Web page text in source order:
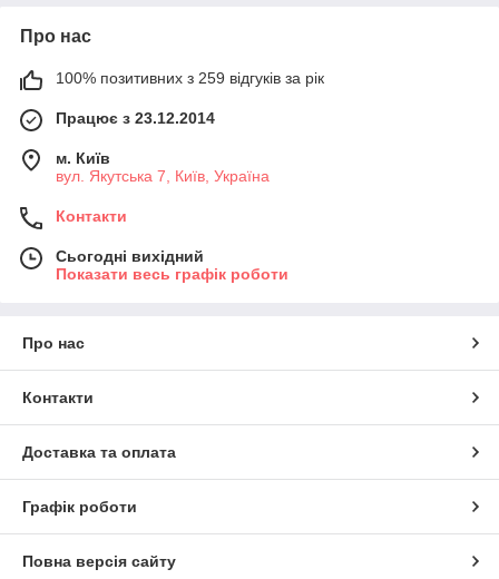
Про нас
100% позитивних з 259 відгуків за рік
Працює з 23.12.2014
м. Київ
вул. Якутська 7, Київ, Україна
Контакти
Сьогодні вихідний
Показати весь графік роботи
Про нас
Контакти
Доставка та оплата
Графік роботи
Повна версія сайту